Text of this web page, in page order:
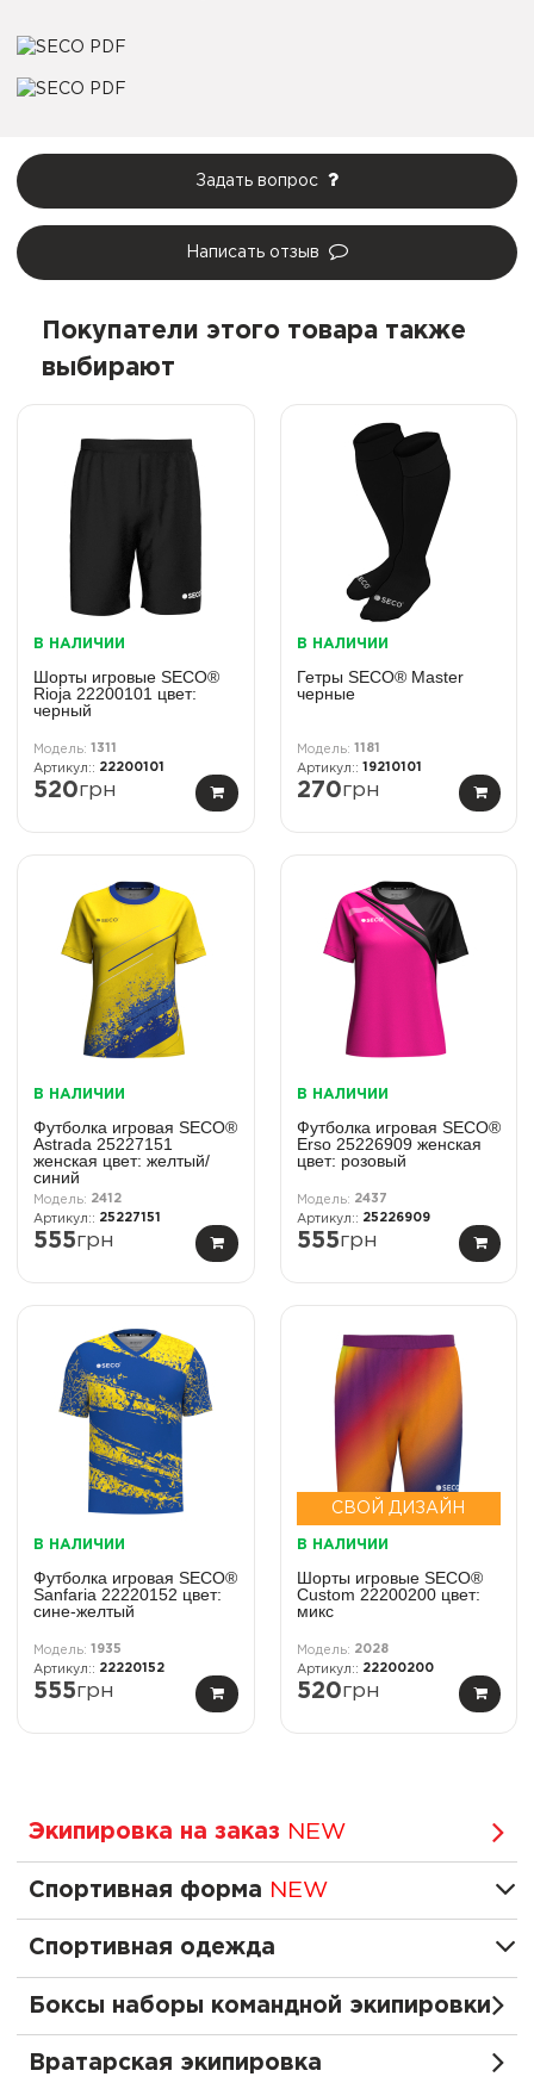
Задать вопрос
Написать отзыв
Покупатели этого товара также
выбирают
В НАЛИЧИИ
Шорты игровые SECO®
Rioja 22200101 цвет:
черный
1311
22200101
520грн
В НАЛИЧИИ
Гетры SECO® Master
черные
1181
19210101
270грн
В НАЛИЧИИ
Футболка игровая SECO®
Astrada 25227151
женская цвет: желтый/
синий
2412
25227151
555грн
В НАЛИЧИИ
Футболка игровая SECO®
Erso 25226909 женская
цвет: розовый
2437
25226909
555грн
В НАЛИЧИИ
Футболка игровая SECO®
Sanfaria 22220152 цвет:
сине-желтый
1935
22220152
555грн
СВОЙ ДИЗАЙН
В НАЛИЧИИ
Шорты игровые SECO®
Custom 22200200 цвет:
микс
2028
22200200
520грн
Экипировка на заказ NEW
Спортивная форма NEW
Спортивная одежда
Боксы наборы командной экипировки
Вратарская экипировка